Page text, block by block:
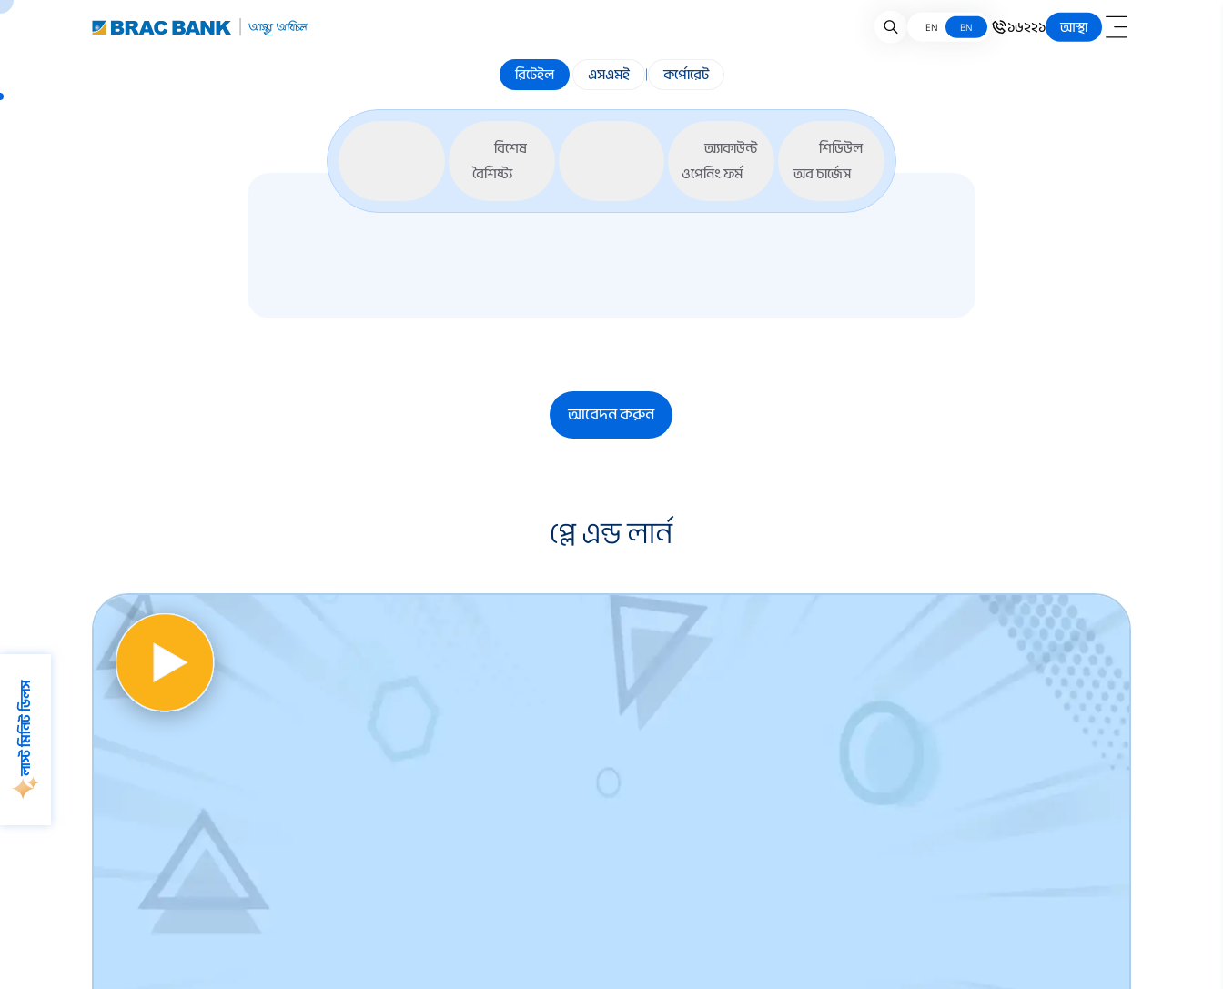
লাস্ট মিনিট ডিলস
EN BN ১৬২২১ আস্থা
রিটেইল | এসএমই | কর্পোরেট
বিশেষ
বৈশিষ্ট্য
অ্যাকাউন্ট
ওপেনিং ফর্ম
শিডিউল
অব চার্জেস
আবেদন করুন
প্লে এন্ড লার্ন